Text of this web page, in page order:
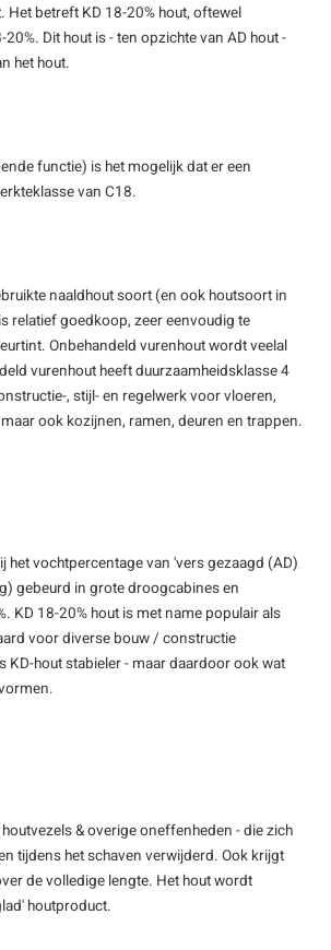
betreft KD 18-20% hout, oftewel
Dit hout is - ten opzichte van AD hout -
het hout.
functie) is het mogelijk dat er een
van C18.
naaldhout soort (en ook houtsoort in
relatief goedkoop, zeer eenvoudig te
Onbehandeld vurenhout wordt veelal
vurenhout heeft duurzaamheidsklasse 4
, stijl- en regelwerk voor vloeren,
ook kozijnen, ramen, deuren en trappen.
vochtpercentage van 'vers gezaagd (AD)
gebeurd in grote droogcabines en
KD 18-20% hout is met name populair als
voor diverse bouw / constructie
hout stabieler - maar daardoor ook wat
& overige oneffenheden - die zich
tijdens het schaven verwijderd. Ook krijgt
de volledige lengte. Het hout wordt
houtproduct.